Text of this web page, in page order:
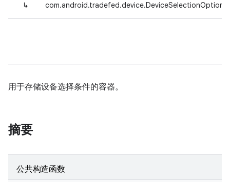
↳ com.android.tradefed.device.DeviceSelectionOptions
用于存储设备选择条件的容器。
摘要
公共构造函数